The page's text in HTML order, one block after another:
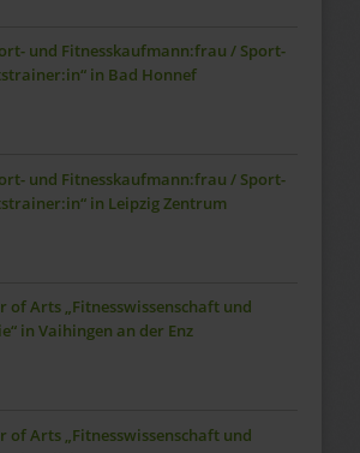
und Fitnesskaufmann:frau / Sport-
in Bad Honnef
und Fitnesskaufmann:frau / Sport-
in Leipzig Zentrum
of Arts „Fitnesswissenschaft und
in Vaihingen an der Enz
of Arts „Fitnesswissenschaft und